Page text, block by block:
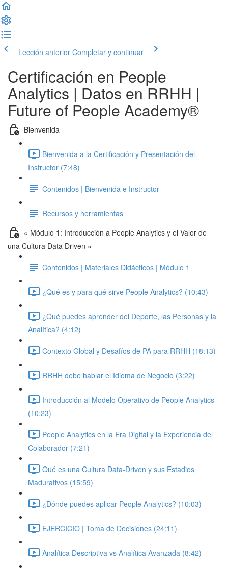
Lección anterior Completar y continuar
Certificación en People
Analytics | Datos en RRHH |
Future of People Academy®
Bienvenida
Bienvenida a la Certificación y Presentación del
Instructor (7:48)
Contenidos | Bienvenida e Instructor
Recursos y herramientas
« Módulo 1: Introducción a People Analytics y el Valor de
una Cultura Data Driven »
Contenidos | Materiales Didácticos | Módulo 1
¿Qué es y para qué sirve People Analytics? (10:43)
¿Qué puedes aprender del Deporte, las Personas y la
Analítica? (4:12)
Contexto Global y Desafíos de PA para RRHH (18:13)
RRHH debe hablar el Idioma de Negocio (3:22)
Introducción al Modelo Operativo de People Analytics
(10:23)
People Analytics en la Era Digital y la Experiencia del
Colaborador (7:21)
Qué es una Cultura Data-Driven y sus Estadios
Madurativos (15:59)
¿Dónde puedes aplicar People Analytics? (10:03)
EJERCICIO | Toma de Decisiones (24:11)
Analítica Descriptiva vs Analítica Avanzada (8:42)